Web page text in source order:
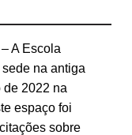
– A Escola
na antiga
2022 na
espaço foi
sobre